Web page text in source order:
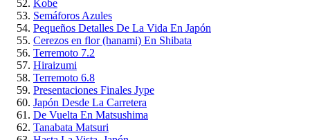
Kobe
Semáforos Azules
Pequeños Detalles De La Vida En Japón
Cerezos en flor (hanami) En Shibata
Terremoto 7.2
Hiraizumi
Terremoto 6.8
Presentaciones Finales Jype
Japón Desde La Carretera
De Vuelta En Matsushima
Tanabata Matsuri